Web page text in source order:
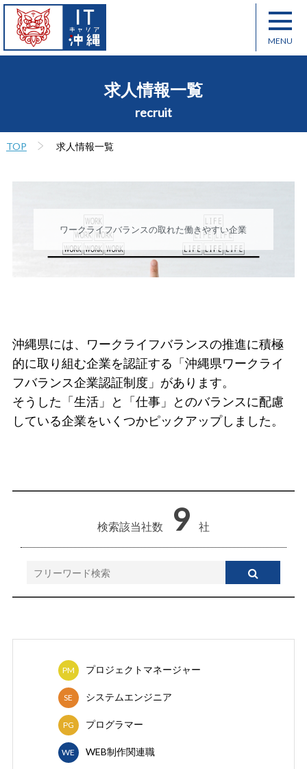
求人情報一覧
recruit
TOP 求人情報一覧
ワークライフバランスの取れた働きやすい企業
沖縄県には、ワークライフバランスの推進に積極
的に取り組む企業を認証する「沖縄県ワークライ
フバランス企業認証制度」があります。
そうした「生活」と「仕事」とのバランスに配慮
している企業をいくつかピックアップしました。
検索該当社数 9 社
PM プロジェクトマネージャー
SE システムエンジニア
PG プログラマー
WE WEB制作関連職